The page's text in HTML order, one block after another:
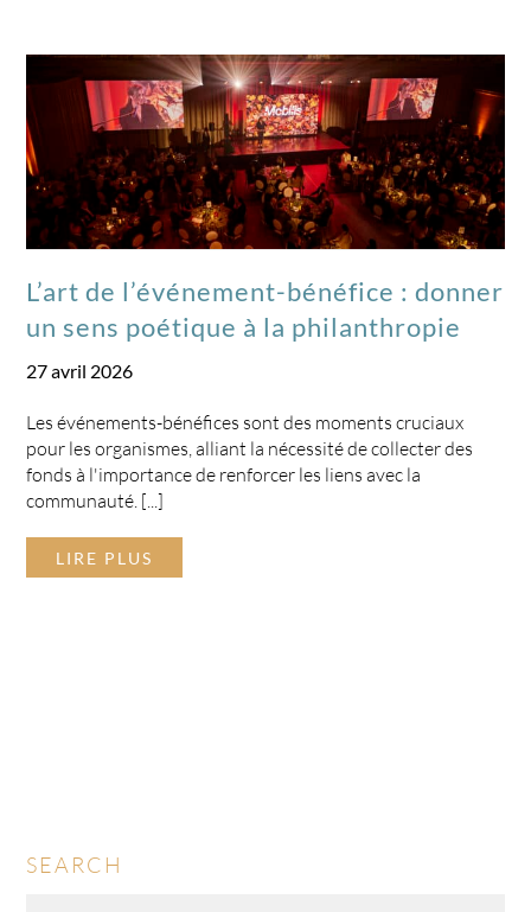
L’art de l’événement-bénéfice : donner
un sens poétique à la philanthropie
27 avril 2026
Les événements-bénéfices sont des moments cruciaux
pour les organismes, alliant la nécessité de collecter des
fonds à l'importance de renforcer les liens avec la
communauté. [...]
LIRE PLUS
SEARCH